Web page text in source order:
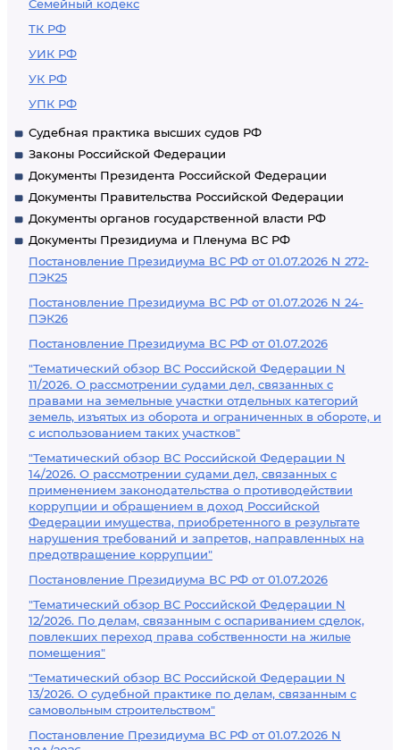
Семейный кодекс
ТК РФ
УИК РФ
УК РФ
УПК РФ
Судебная практика высших судов РФ
Законы Российской Федерации
Документы Президента Российской Федерации
Документы Правительства Российской Федерации
Документы органов государственной власти РФ
Документы Президиума и Пленума ВС РФ
Постановление Президиума ВС РФ от 01.07.2026 N 272-
ПЭК25
Постановление Президиума ВС РФ от 01.07.2026 N 24-
ПЭК26
Постановление Президиума ВС РФ от 01.07.2026
"Тематический обзор ВС Российской Федерации N
11/2026. О рассмотрении судами дел, связанных с
правами на земельные участки отдельных категорий
земель, изъятых из оборота и ограниченных в обороте, и
с использованием таких участков"
"Тематический обзор ВС Российской Федерации N
14/2026. О рассмотрении судами дел, связанных с
применением законодательства о противодействии
коррупции и обращением в доход Российской
Федерации имущества, приобретенного в результате
нарушения требований и запретов, направленных на
предотвращение коррупции"
Постановление Президиума ВС РФ от 01.07.2026
"Тематический обзор ВС Российской Федерации N
12/2026. По делам, связанным с оспариванием сделок,
повлекших переход права собственности на жилые
помещения"
"Тематический обзор ВС Российской Федерации N
13/2026. О судебной практике по делам, связанным с
самовольным строительством"
Постановление Президиума ВС РФ от 01.07.2026 N